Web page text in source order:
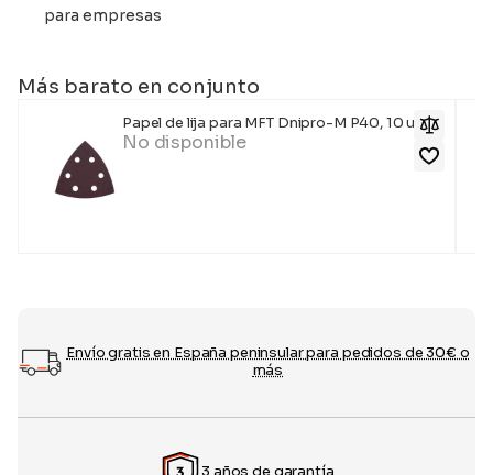
para empresas
Más barato en conjunto
Papel de lija para MFT Dnipro-M P40, 10 uds.
No disponible
Envío gratis en España peninsular para pedidos de 30€ o
más